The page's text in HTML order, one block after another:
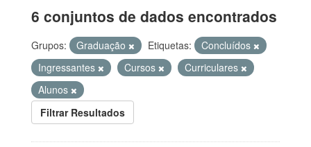
6 conjuntos de dados encontrados
Grupos: Graduação Etiquetas:
Concluídos
Ingressantes
Cursos
Curriculares
Alunos
Filtrar Resultados